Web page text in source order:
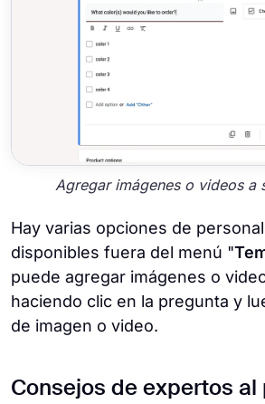
Agregar imágenes o videos a
Hay varias opciones de
disponibles fuera del menú "
puede agregar imágenes o
haciendo clic en la pregunta y
de imagen o video.
Consejos de expertos al